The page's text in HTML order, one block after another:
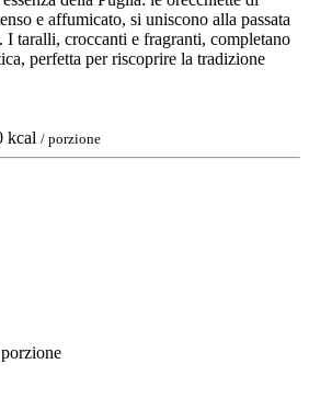
e affumicato, si uniscono alla passata
I taralli, croccanti e fragranti, completano
perfetta per riscoprire la tradizione
kcal / porzione